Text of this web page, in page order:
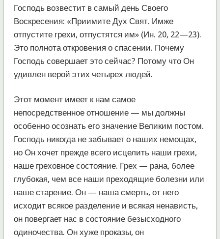
Господь возвестит в самый день Своего
Воскресения: «Приимите Дух Свят. Имже
отпустите грехи, отпустятся им» (Ин. 20, 22—23).
Это полнота откровения о спасении. Почему
Господь совершает это сейчас? Потому что Он
удивлен верой этих четырех людей.
Этот момент имеет к нам самое
непосредственное отношение — мы должны
особенно осознать его значение Великим постом.
Господь никогда не забывает о наших немощах,
но Он хочет прежде всего исцелить наши грехи,
наше греховное состояние. Грех — рана, более
глубокая, чем все наши преходящие болезни или
наше старение. Он — наша смерть, от него
исходит всякое разделение и всякая ненависть,
он повергает нас в состояние безысходного
одиночества. Он хуже проказы, он